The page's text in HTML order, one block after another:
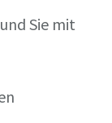
Sie mit